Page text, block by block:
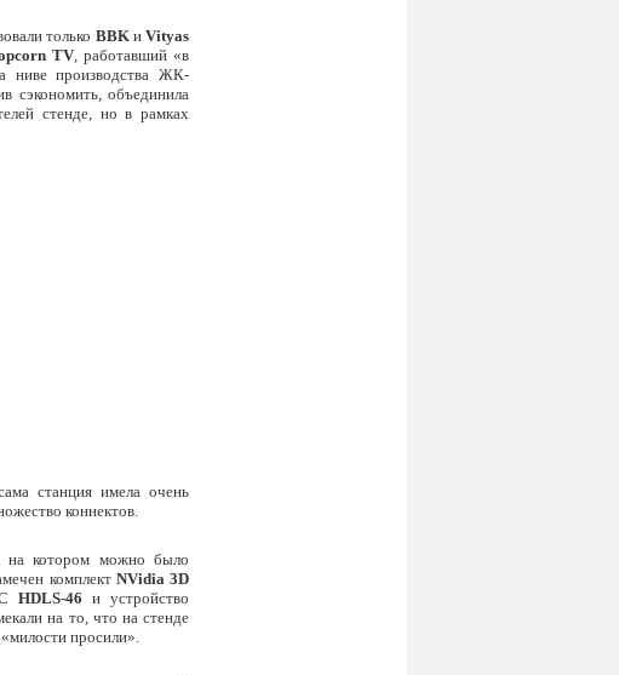
только BBKиVityas
TV, работавший «в
ниве производства ЖК-
сэкономить, объединила
стенде, но в рамках
станция имела очень
коннектов.
на котором можно было
комплект NVidia 3D
HDLS-46 и устройство
на то, что на стенде
просили».